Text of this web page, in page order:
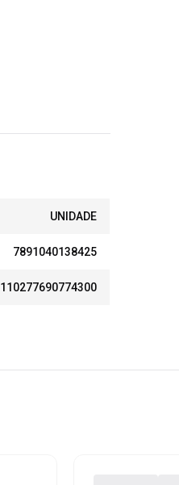
UNIDADE
7891040138425
110277690774300